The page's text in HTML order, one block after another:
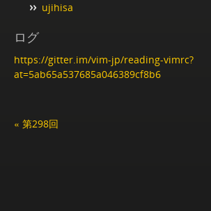
ujihisa
ログ
https://gitter.im/vim-jp/reading-vimrc?
at=5ab65a537685a046389cf8b6
« 第298回